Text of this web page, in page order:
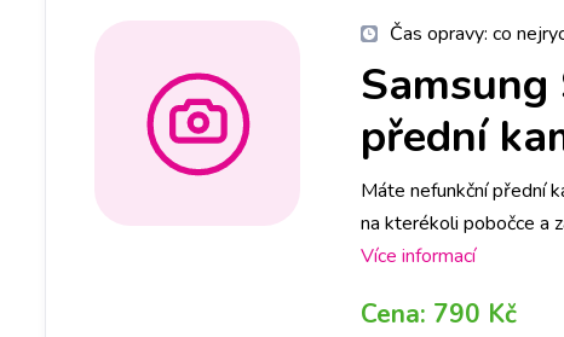
Čas opravy: co
Samsung
přední
Máte nefunkční přední
na kterékoli pobočce a
rezervaci na vybrané
Více informací
Cena: 790 Kč